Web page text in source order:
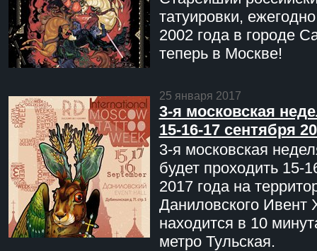
татуировки,
2002 года в городе
теперь в Москве!
25 января 2017
3-я московская
15-16-17 сентября
3-я московская
будет проходить 15-
2017 года на
Даниловского Ивент
находится в 10
метро Тульская.